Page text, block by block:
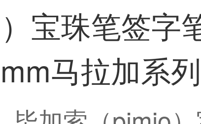
宝珠笔签字
马拉加系